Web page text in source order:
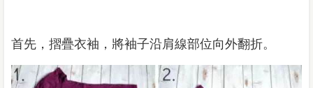
首先，摺疊衣袖，將袖子沿肩線部位向外翻折。